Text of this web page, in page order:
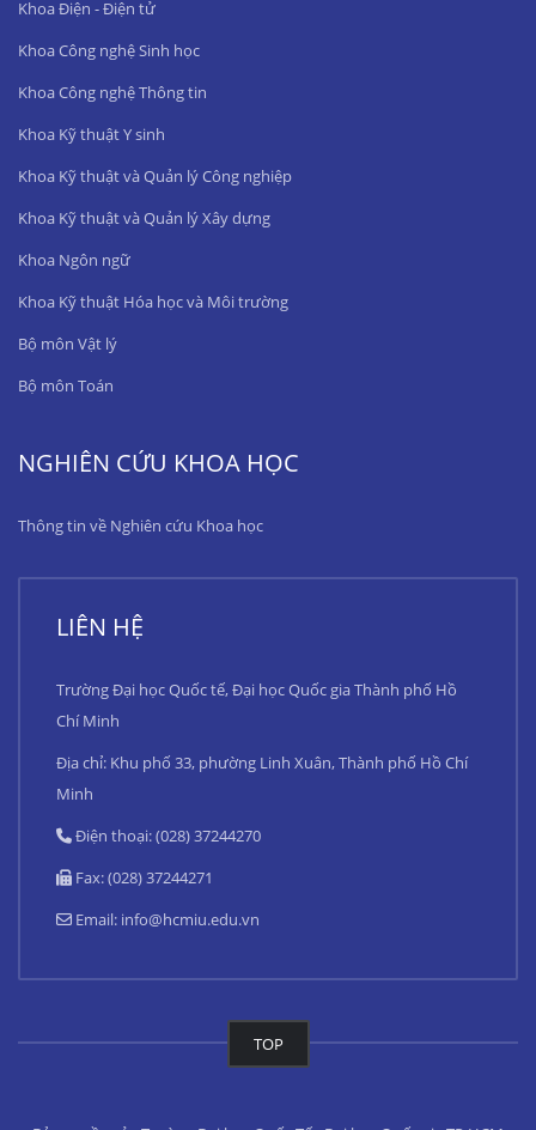
Khoa Điện - Điện tử
Khoa Công nghệ Sinh học
Khoa Công nghệ Thông tin
Khoa Kỹ thuật Y sinh
Khoa Kỹ thuật và Quản lý Công nghiệp
Khoa Kỹ thuật và Quản lý Xây dựng
Khoa Ngôn ngữ
Khoa Kỹ thuật Hóa học và Môi trường
Bộ môn Vật lý
Bộ môn Toán
NGHIÊN CỨU KHOA HỌC
Thông tin về Nghiên cứu Khoa học
LIÊN HỆ
Trường Đại học Quốc tế, Đại học Quốc gia Thành phố Hồ
Chí Minh
Địa chỉ: Khu phố 33, phường Linh Xuân, Thành phố Hồ Chí
Minh
Điện thoại: (028) 37244270
Fax: (028) 37244271
Email: info@hcmiu.edu.vn
TOP